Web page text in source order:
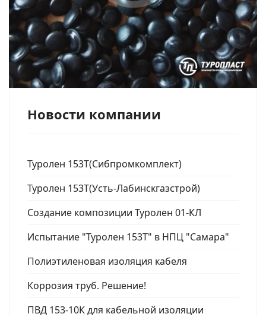
Новости компании
Туролен 153Т(Сибпромкомплект)
Туролен 153Т(Усть-Лабинскгазстрой)
Создание композиции Туролен 01-КЛ
Испытание "Туролен 153Т" в НПЦ "Самара"
Полиэтиленовая изоляция кабеля
Коррозия труб. Решение!
ПВД 153-10К для кабельной изоляции